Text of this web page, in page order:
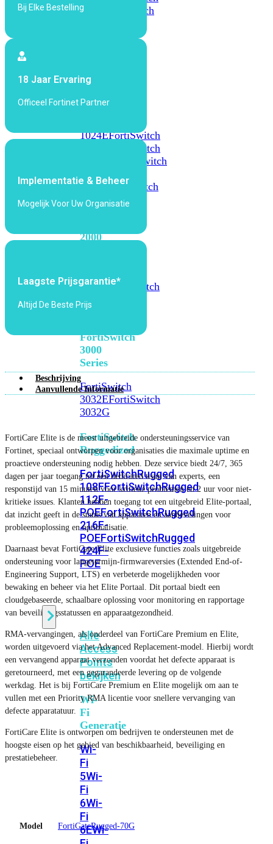
648F
FortiSwitch
1000
Series
1024EFortiSwitch
FortiSwitch
FortiSwitch
T1024F-
FPOEFortiSwitch
1048G
2000
2048FFortiSwitch
2048F-
B2F
FortiSwitch
3000
Series
FortiSwitch
3032EFortiSwitch
3032G
FortiSwitch
Ruggedized
FortiSwitchRugged
108FFortiSwitchRugged
112F-
POEFortiSwitchRugged
216F-
POEFortiSwitchRugged
424F-
POE
WiFi
Alle
Access
Points
bekijken
Wi-
Fi
Generatie
Wi-
Fi
5Wi-
Fi
6Wi-
Fi
6EWi-
Bij Elke Bestelling
18 Jaar Ervaring
Officeel Fortinet Partner
Implementatie & Beheer
Mogelijk Voor Uw Organisatie
Laagste Prijsgarantie*
Altijd De Beste Prijs
Beschrijving
Aanvullende Informatie
FortiCare Elite is de meest uitgebreide ondersteuningsservice van
Fortinet, speciaal ontworpen voor organisaties die maximale uptime en
proactieve ondersteuning nodig hebben. Deze service biedt 24/7, 365
dagen per jaar toegang tot een dedicated team van experts, een
responstijd van 15 minuten voor kritieke problemen en 2 uur voor niet-
kritieke issues. Klanten hebben toegang tot een uitgebreid Elite-portaal,
dat inzicht geeft in de status van apparaten en aanbevelingen voor
probleemoplossing en optimalisatie.
Daarnaast bevat FortiCare Elite exclusieve functies zoals uitgebreide
ondersteuning voor langetermijn-firmwareversies (Extended End-of-
Engineering Support, LTS) en verbeterde mogelijkheden voor
bewaking en beheer via het Elite Portaal. Dit portaal biedt een
cloudgebaseerde, schaalbare oplossing voor monitoring en rapportage
van beveiligingsstatussen en apparaatgezondheid.
RMA-vervangingen, als onderdeel van FortiCare Premium en Elite,
worden uitgevoerd via het Advanced Replacement-model. Hierbij wordt
een vervangend apparaat verzonden voordat het defecte apparaat is
geretourneerd, met een gegarandeerde levering op de volgende
werkdag. Het is bij FortiCare Premium en Elite mogelijk om aan te
vullen met een Priority RMA licentie voor snellere vervanging van
defecte apparatatuur.
FortiCare Elite is ontworpen om bedrijven te ondersteunen met de
hoogste eisen op het gebied van beschikbaarheid, beveiliging en
prestatiebeheer.
Model FortiGateRugged-70G